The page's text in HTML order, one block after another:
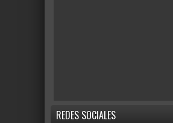
REDES SOCIALES